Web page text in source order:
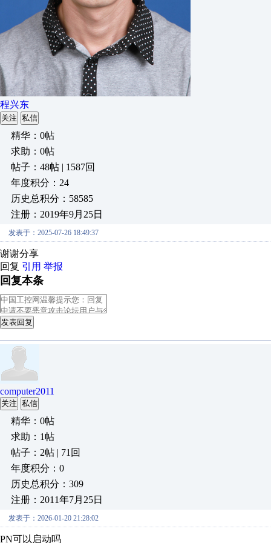
程兴东
关注 私信
精华：0帖
求助：0帖
帖子：48帖 | 1587回
年度积分：24
历史总积分：58585
注册：2019年9月25日
发表于：2025-07-26 18:49:37
谢谢分享
回复 引用 举报
回复本条
发表回复
computer2011
关注 私信
精华：0帖
求助：1帖
帖子：2帖 | 71回
年度积分：0
历史总积分：309
注册：2011年7月25日
发表于：2026-01-20 21:28:02
PN可以启动吗